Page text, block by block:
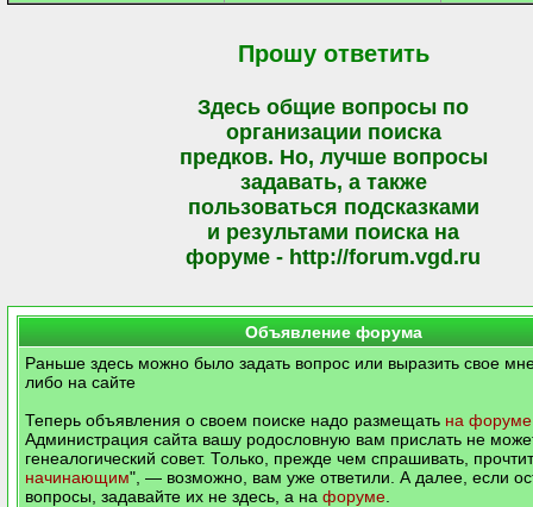
Прошу ответить
Здесь общие вопросы по
организации поиска
предков. Но, лучше вопросы
задавать, а также
пользоваться подсказками
и результами поиска на
форуме - http://forum.vgd.ru
Объявление форума
Раньше здесь можно было задать вопрос или выразить свое
либо на сайте
Теперь объявления о своем поиске надо размещать на форуме
Администрация сайта вашу родословную вам прислать не
генеалогический совет. Только, прежде чем спрашивать,
начинающим", — возможно, вам уже ответили. А далее, если
вопросы, задавайте их не здесь, а на форуме